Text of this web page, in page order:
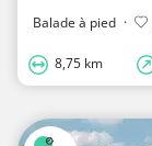
Balade à pied ·
8,75 km